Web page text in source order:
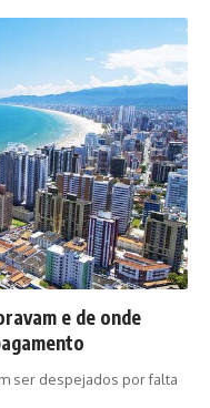
e de onde
ser despejados por falta